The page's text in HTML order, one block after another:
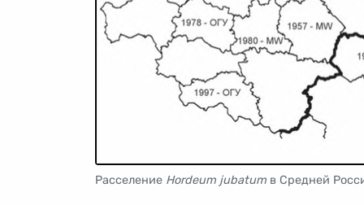
Расселение Hordeum jubatum в Средней